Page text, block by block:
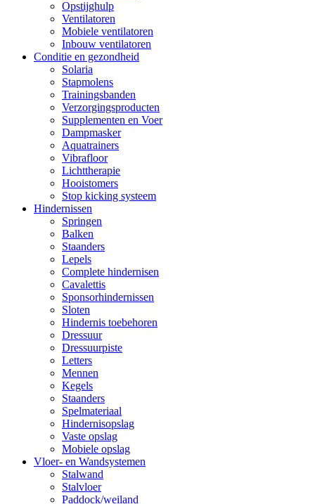
Opstijghulp
Ventilatoren
Mobiele ventilatoren
Inbouw ventilatoren
Conditie en gezondheid
Solaria
Stapmolens
Trainingsbanden
Verzorgingsproducten
Supplementen en Voer
Dampmasker
Aquatrainers
Vibrafloor
Lichttherapie
Hooistomers
Stop kicking systeem
Hindernissen
Springen
Balken
Staanders
Lepels
Complete hindernisen
Cavalettis
Sponsorhindernissen
Sloten
Hindernis toebehoren
Dressuur
Dressuurpiste
Letters
Mennen
Kegels
Staanders
Spelmateriaal
Hindernisopslag
Vaste opslag
Mobiele opslag
Vloer- en Wandsystemen
Stalwand
Stalvloer
Paddock/weiland